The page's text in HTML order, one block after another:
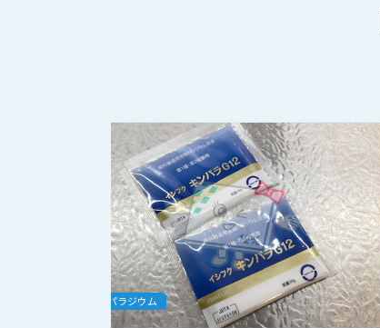
金パラジウム